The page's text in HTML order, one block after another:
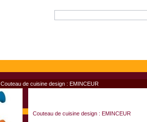
Couteau de cuisine design : EMINCEUR
Couteau de cuisine design : EMINCEUR